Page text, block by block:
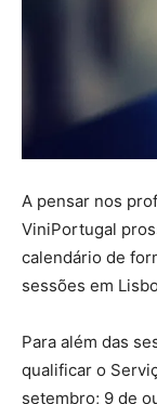
A pensar nos
ViniPortugal
calendário de
sessões em
Para além das
qualificar o
setembro; 9 de